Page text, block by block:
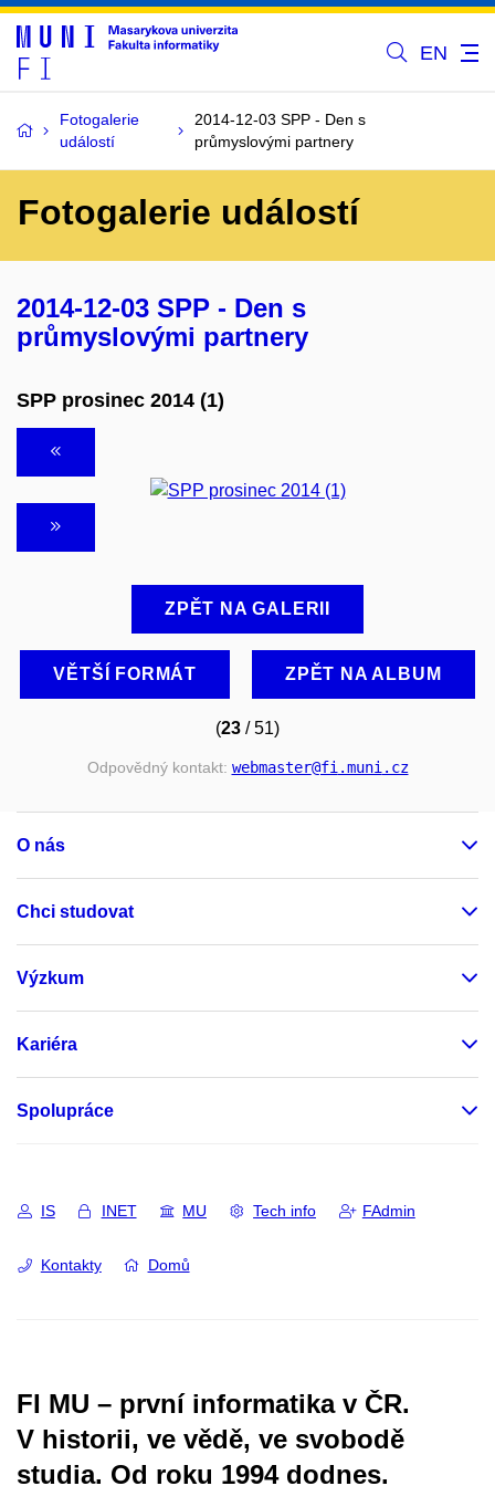
EN
Fotogalerie
událostí
2014-12-03 SPP - Den s
průmyslovými partnery
Fotogalerie událostí
2014-12-03 SPP - Den s
průmyslovými partnery
SPP prosinec 2014 (1)
ZPĚT NA GALERII
VĚTŠÍ FORMÁT ZPĚT NA ALBUM
(23 / 51)
Odpovědný kontakt: webmaster@fi.muni.cz
O nás
Chci studovat
Výzkum
Kariéra
Spolupráce
IS INET MU Tech info FAdmin
Kontakty Domů
FI MU – první informatika v ČR.
V historii, ve vědě, ve svobodě
studia. Od roku 1994 dodnes.